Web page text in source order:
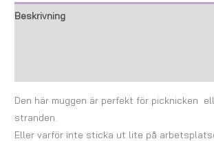
Beskrivning
Den här muggen är perfekt för picknicken
stranden.
Eller varför inte sticka ut lite på